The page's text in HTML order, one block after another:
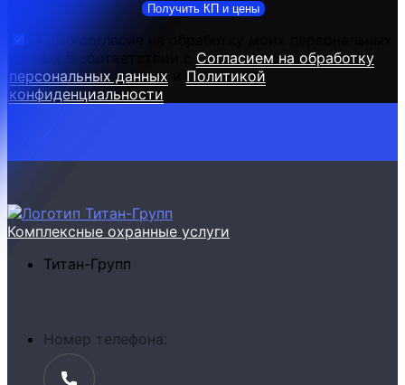
Получить КП и цены
Я даю согласие на обработку моих персональных
данных в соответствии с Согласием на обработку
персональных данных
Политикой
конфиденциальности
Комплексные охранные услуги
Титан-Групп
Номер телефона